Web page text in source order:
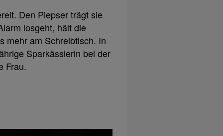
Den Piepser trägt sie
losgeht, hält die
mehr am Schreibtisch. In
Sparkässlerin bei der
Frau.